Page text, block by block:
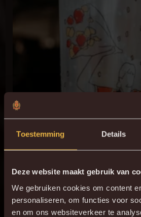
Toestemming Details
Deze website maakt gebruik van
We gebruiken cookies om content
personaliseren, om functies voor
en om ons websiteverkeer te